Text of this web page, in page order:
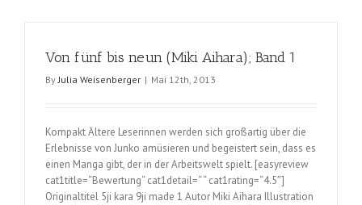
Von fünf bis neun (Miki Aihara); Band 1
ByJulia Weisenberger | Mai 12th, 2013
Kompakt Ältere Leserinnen werden sich großartig über die
Erlebnisse von Junko amüsieren und begeistert sein, dass es
einen Manga gibt, der in der Arbeitswelt spielt. [easyreview
cat1title=“Bewertung“ cat1detail=“ “ cat1rating=“4.5″]
Originaltitel 5ji kara 9ji made 1 Autor Miki Aihara Illustration